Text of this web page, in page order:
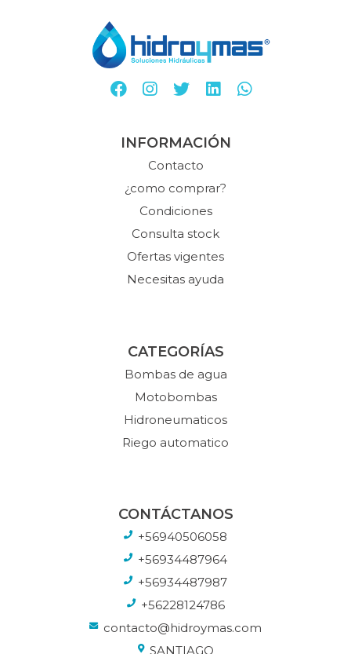
INFORMACIÓN
Contacto
¿como comprar?
Condiciones
Consulta stock
Ofertas vigentes
Necesitas ayuda
CATEGORÍAS
Bombas de agua
Motobombas
Hidroneumaticos
Riego automatico
CONTÁCTANOS
+56940506058
+56934487964
+56934487987
+56228124786
contacto@hidroymas.com
SANTIAGO